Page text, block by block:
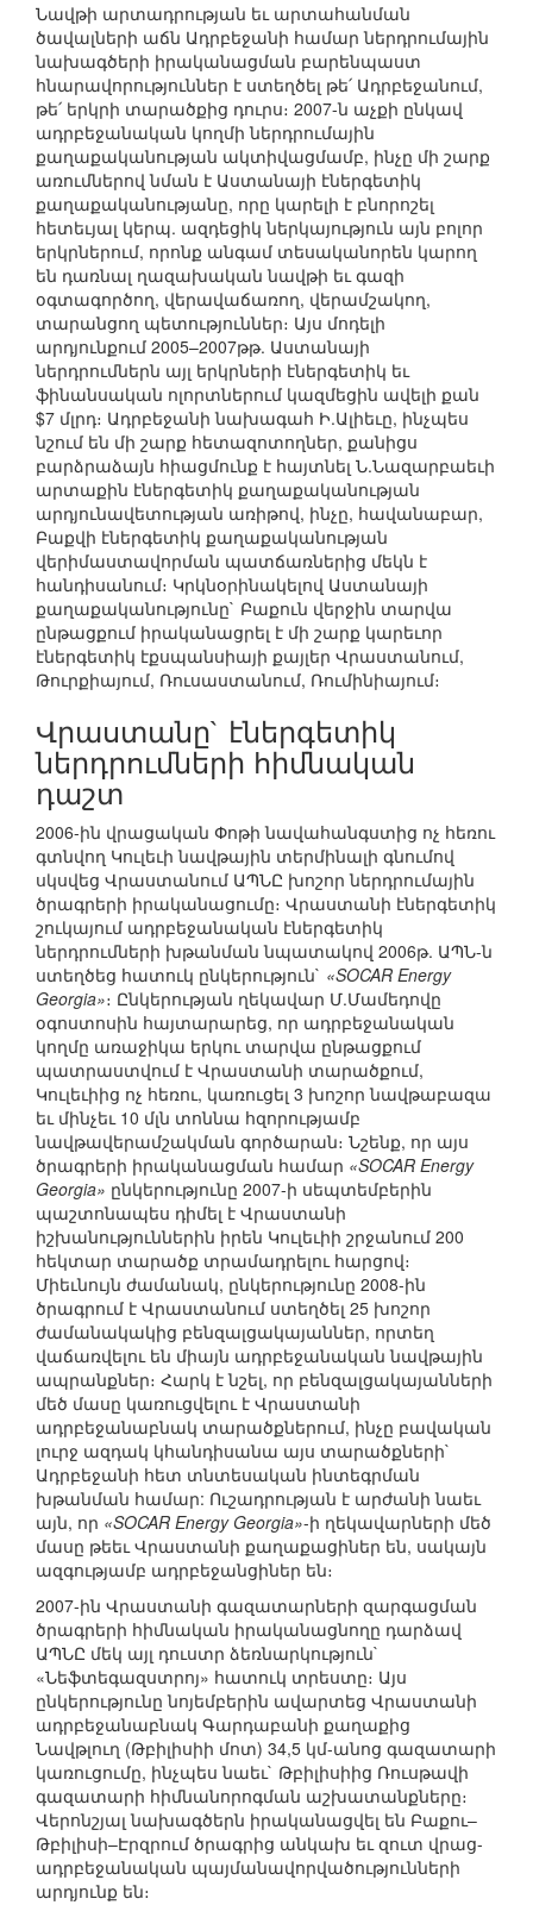
Նավթի արտադրության եւ արտահանման
ծավալների աճն Ադրբեջանի համար ներդրումային
նախագծերի իրականացման բարենպաստ
հնարավորություններ է ստեղծել թե՛ Ադրբեջանում,
թե՛ երկրի տարածքից դուրս։ 2007-ն աչքի ընկավ
ադրբեջանական կողմի ներդրումային
քաղաքականության ակտիվացմամբ, ինչը մի շարք
առումներով նման է Աստանայի էներգետիկ
քաղաքականությանը, որը կարելի է բնորոշել
հետեւյալ կերպ. ազդեցիկ ներկայություն այն բոլոր
երկրներում, որոնք անգամ տեսականորեն կարող
են դառնալ ղազախական նավթի եւ գազի
օգտագործող, վերավաճառող, վերամշակող,
տարանցող պետություններ։ Այս մոդելի
արդյունքում 2005–2007թթ. Աստանայի
ներդրումներն այլ երկրների էներգետիկ եւ
ֆինանսական ոլորտներում կազմեցին ավելի քան
$7 մլրդ։ Ադրբեջանի նախագահ Ի.Ալիեւը, ինչպես
նշում են մի շարք հետազոտողներ, քանիցս
բարձրաձայն հիացմունք է հայտնել Ն.Նազարբաեւի
արտաքին էներգետիկ քաղաքականության
արդյունավետության առիթով, ինչը, հավանաբար,
Բաքվի էներգետիկ քաղաքականության
վերիմաստավորման պատճառներից մեկն է
հանդիսանում։ Կրկնօրինակելով Աստանայի
քաղաքականությունը` Բաքուն վերջին տարվա
ընթացքում իրականացրել է մի շարք կարեւոր
էներգետիկ էքսպանսիայի քայլեր Վրաստանում,
Թուրքիայում, Ռուսաստանում, Ռումինիայում։
Վրաստանը` էներգետիկ
ներդրումների հիմնական
դաշտ
2006-ին վրացական Փոթի նավահանգստից ոչ հեռու
գտնվող Կուլեւի նավթային տերմինալի գնումով
սկսվեց Վրաստանում ԱՊՆԸ խոշոր ներդրումային
ծրագրերի իրականացումը։ Վրաստանի էներգետիկ
շուկայում ադրբեջանական էներգետիկ
ներդրումների խթանման նպատակով 2006թ. ԱՊՆ-ն
ստեղծեց հատուկ ընկերություն` «SOCAR Energy
Georgia»։ Ընկերության ղեկավար Մ.Մամեդովը
օգոստոսին հայտարարեց, որ ադրբեջանական
կողմը առաջիկա երկու տարվա ընթացքում
պատրաստվում է Վրաստանի տարածքում,
Կուլեւիից ոչ հեռու, կառուցել 3 խոշոր նավթաբազա
եւ մինչեւ 10 մլն տոննա հզորությամբ
նավթավերամշակման գործարան։ Նշենք, որ այս
ծրագրերի իրականացման համար «SOCAR Energy
Georgia» ընկերությունը 2007-ի սեպտեմբերին
պաշտոնապես դիմել է Վրաստանի
իշխանություններին իրեն Կուլեւիի շրջանում 200
հեկտար տարածք տրամադրելու հարցով։
Միեւնույն ժամանակ, ընկերությունը 2008-ին
ծրագրում է Վրաստանում ստեղծել 25 խոշոր
ժամանակակից բենզալցակայաններ, որտեղ
վաճառվելու են միայն ադրբեջանական նավթային
ապրանքներ։ Հարկ է նշել, որ բենզալցակայանների
մեծ մասը կառուցվելու է Վրաստանի
ադրբեջանաբնակ տարածքներում, ինչը բավական
լուրջ ազդակ կհանդիսանա այս տարածքների`
Ադրբեջանի հետ տնտեսական ինտեգրման
խթանման համար: Ուշադրության է արժանի նաեւ
այն, որ «SOCAR Energy Georgia»-ի ղեկավարների մեծ
մասը թեեւ Վրաստանի քաղաքացիներ են, սակայն
ազգությամբ ադրբեջանցիներ են։
2007-ին Վրաստանի գազատարների զարգացման
ծրագրերի հիմնական իրականացնողը դարձավ
ԱՊՆԸ մեկ այլ դուստր ձեռնարկություն`
«Նեֆտեգազստրոյ» հատուկ տրեստը։ Այս
ընկերությունը նոյեմբերին ավարտեց Վրաստանի
ադրբեջանաբնակ Գարդաբանի քաղաքից
Նավթլուղ (Թբիլիսիի մոտ) 34,5 կմ-անոց գազատարի
կառուցումը, ինչպես նաեւ` Թբիլիսիից Ռուսթավի
գազատարի հիմնանորոգման աշխատանքները։
Վերոնշյալ նախագծերն իրականացվել են Բաքու–
Թբիլիսի–Էրզրում ծրագրից անկախ եւ զուտ վրաց-
ադրբեջանական պայմանավորվածությունների
արդյունք են։